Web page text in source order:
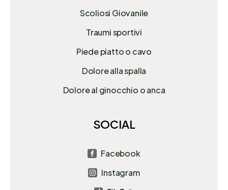
Scoliosi Giovanile
Traumi sportivi
Piede piatto o cavo
Dolore alla spalla
Dolore al ginocchio o anca
SOCIAL
 Facebook
 Instagram